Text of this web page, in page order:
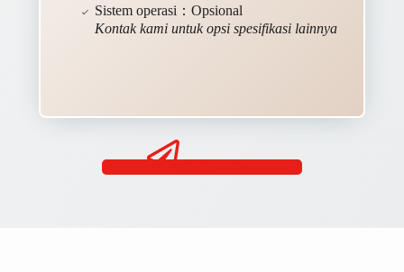
Sistem operasi：Opsional
Kontak kami untuk opsi spesifikasi lainnya